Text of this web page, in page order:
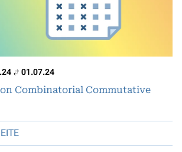
01.07.24
Combinatorial Commutative